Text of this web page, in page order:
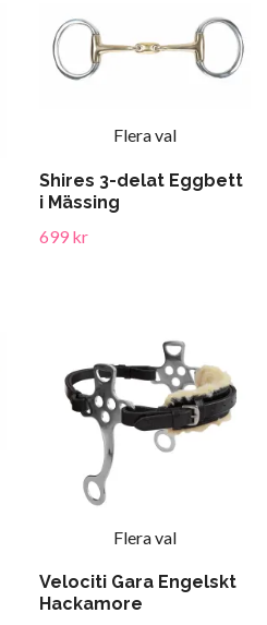
Flera val
Shires 3-delat Eggbett
i Mässing
699 kr
Flera val
Velociti Gara Engelskt
Hackamore